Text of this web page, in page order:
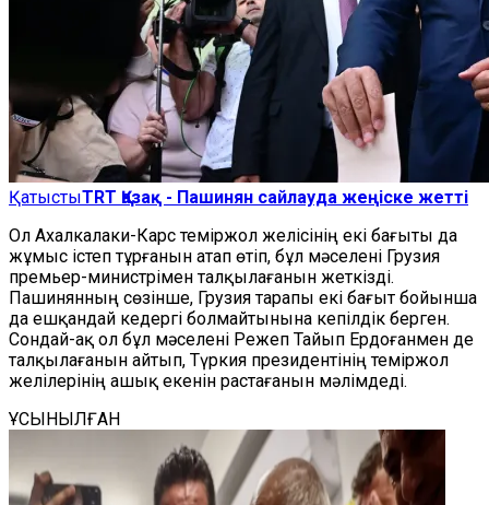
ҚатыстыTRT Қазақ - Пашинян сайлауда жеңіске жетті
Ол Ахалкалаки-Карс теміржол желісінің екі бағыты да
жұмыс істеп тұрғанын атап өтіп, бұл мәселені Грузия
премьер-министрімен талқылағанын жеткізді.
Пашинянның сөзінше, Грузия тарапы екі бағыт бойынша
да ешқандай кедергі болмайтынына кепілдік берген.
Сондай-ақ ол бұл мәселені Режеп Тайып Ердоғанмен де
талқылағанын айтып, Түркия президентінің теміржол
желілерінің ашық екенін растағанын мәлімдеді.
ҰСЫНЫЛҒАН